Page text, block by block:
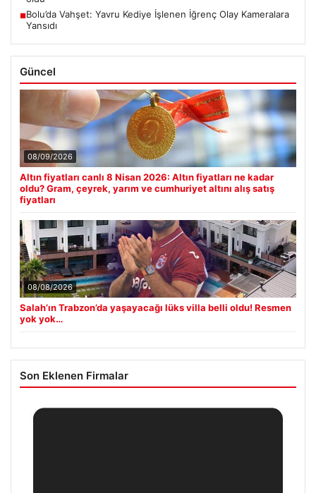
■Bolu’da Vahşet: Yavru Kediye İşlenen İğrenç Olay Kameralara
Yansıdı
Güncel
08/09/2026
Altın fiyatları canlı 8 Nisan 2026: Altın fiyatları ne kadar
oldu? Gram, çeyrek, yarım ve cumhuriyet altını alış satış
fiyatları
08/08/2026
Salah’ın Trabzon’da yaşayacağı lüks villa belli oldu! Resmen
yok yok…
Son Eklenen Firmalar